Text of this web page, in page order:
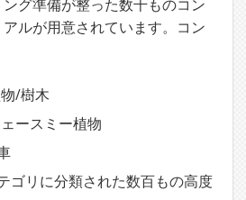
グ準備が整った数千ものコン
ルが用意されています。コン
/樹木
ースミー植物
ゴリに分類された数百もの高度